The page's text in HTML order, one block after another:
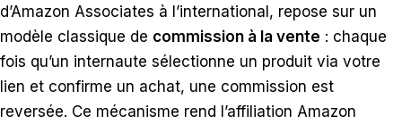
d’Amazon Associates à l’international, repose sur un
modèle classique de commission à la vente : chaque
fois qu’un internaute sélectionne un produit via votre
lien et confirme un achat, une commission est
reversée. Ce mécanisme rend l’affiliation Amazon